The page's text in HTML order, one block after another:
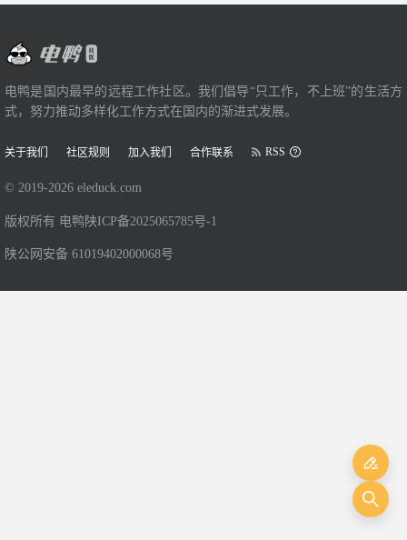
电鸭是国内最早的远程工作社区。我们倡导“只工作，不上班”的生活方
式，努力推动多样化工作方式在国内的渐进式发展。
关于我们 社区规则 加入我们 合作联系 RSS
© 2019-2026 eleduck.com
版权所有 电鸭 陕ICP备2025065785号-1
陕公网安备 61019402000068号